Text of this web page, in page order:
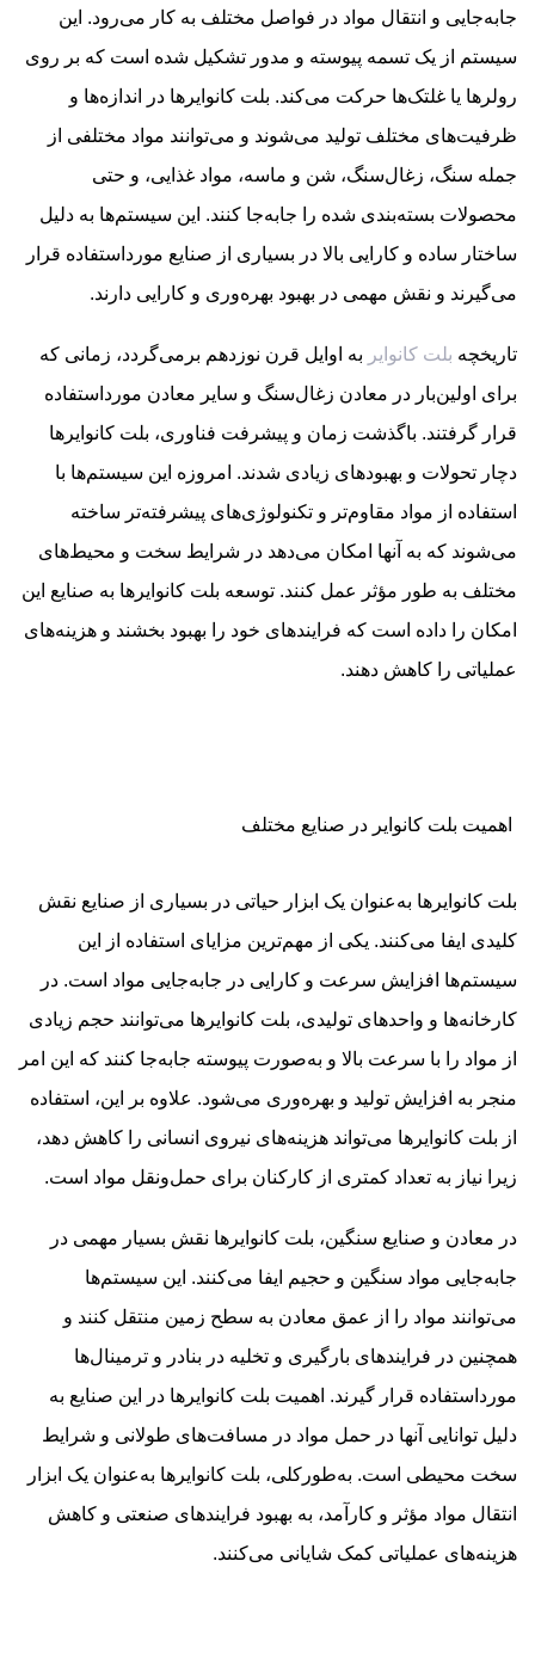
جابه‌جایی و انتقال مواد در فواصل مختلف به کار می‌رود. این
سیستم از یک تسمه پیوسته و مدور تشکیل شده است که بر روی
رولرها یا غلتک‌ها حرکت می‌کند. بلت کانوایرها در اندازه‌ها و
ظرفیت‌های مختلف تولید می‌شوند و می‌توانند مواد مختلفی از
جمله سنگ، زغال‌سنگ، شن و ماسه، مواد غذایی، و حتی
محصولات بسته‌بندی شده را جابه‌جا کنند. این سیستم‌ها به دلیل
ساختار ساده و کارایی بالا در بسیاری از صنایع مورداستفاده قرار
می‌گیرند و نقش مهمی در بهبود بهره‌وری و کارایی دارند.
تاریخچه بلت کانوایر به اوایل قرن نوزدهم برمی‌گردد، زمانی که
برای اولین‌بار در معادن زغال‌سنگ و سایر معادن مورداستفاده
قرار گرفتند. باگذشت زمان و پیشرفت فناوری، بلت کانوایرها
دچار تحولات و بهبودهای زیادی شدند. امروزه این سیستم‌ها با
استفاده از مواد مقاوم‌تر و تکنولوژی‌های پیشرفته‌تر ساخته
می‌شوند که به آنها امکان می‌دهد در شرایط سخت و محیط‌های
مختلف به طور مؤثر عمل کنند. توسعه بلت کانوایرها به صنایع این
امکان را داده است که فرایندهای خود را بهبود بخشند و هزینه‌های
عملیاتی را کاهش دهند.
اهمیت بلت کانوایر در صنایع مختلف
بلت کانوایرها به‌عنوان یک ابزار حیاتی در بسیاری از صنایع نقش
کلیدی ایفا می‌کنند. یکی از مهم‌ترین مزایای استفاده از این
سیستم‌ها افزایش سرعت و کارایی در جابه‌جایی مواد است. در
کارخانه‌ها و واحدهای تولیدی، بلت کانوایرها می‌توانند حجم زیادی
از مواد را با سرعت بالا و به‌صورت پیوسته جابه‌جا کنند که این امر
منجر به افزایش تولید و بهره‌وری می‌شود. علاوه بر این، استفاده
از بلت کانوایرها می‌تواند هزینه‌های نیروی انسانی را کاهش دهد،
زیرا نیاز به تعداد کمتری از کارکنان برای حمل‌ونقل مواد است.
در معادن و صنایع سنگین، بلت کانوایرها نقش بسیار مهمی در
جابه‌جایی مواد سنگین و حجیم ایفا می‌کنند. این سیستم‌ها
می‌توانند مواد را از عمق معادن به سطح زمین منتقل کنند و
همچنین در فرایندهای بارگیری و تخلیه در بنادر و ترمینال‌ها
مورداستفاده قرار گیرند. اهمیت بلت کانوایرها در این صنایع به
دلیل توانایی آنها در حمل مواد در مسافت‌های طولانی و شرایط
سخت محیطی است. به‌طورکلی، بلت کانوایرها به‌عنوان یک ابزار
انتقال مواد مؤثر و کارآمد، به بهبود فرایندهای صنعتی و کاهش
هزینه‌های عملیاتی کمک شایانی می‌کنند.